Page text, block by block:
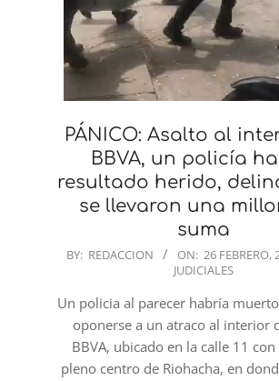
PÁNICO: Asalto al
BBVA, un policía
resultado herido,
se llevaron una
suma
2025-
26
BY: REDACCION ON: 26 FEBRERO,
JUDICIALES
Un policia al parecer habría
oponerse a un atraco al interior
BBVA, ubicado en la calle 11
pleno centro de Riohacha, en